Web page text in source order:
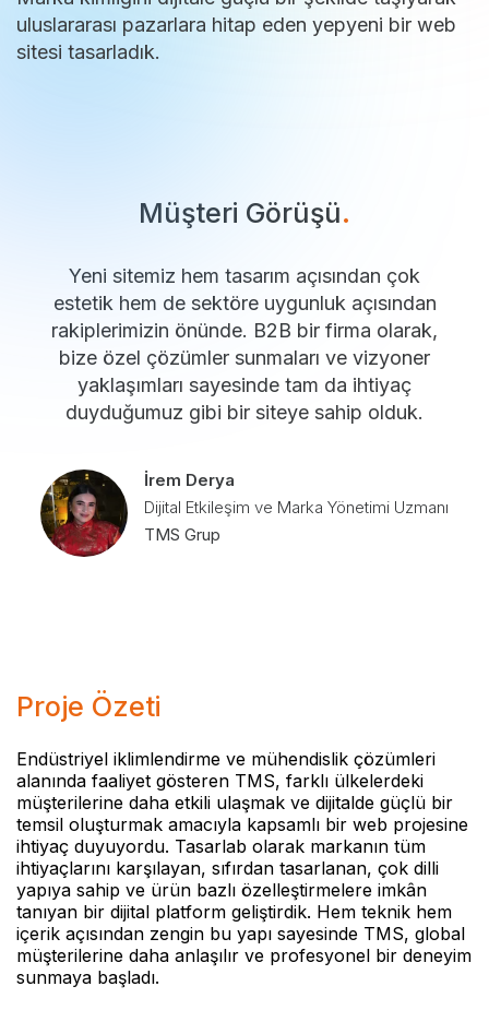
uluslararası pazarlara hitap eden yepyeni bir web
sitesi tasarladık.
Müşteri Görüşü.
Yeni sitemiz hem tasarım açısından çok
estetik hem de sektöre uygunluk açısından
rakiplerimizin önünde. B2B bir firma olarak,
bize özel çözümler sunmaları ve vizyoner
yaklaşımları sayesinde tam da ihtiyaç
duyduğumuz gibi bir siteye sahip olduk.
İrem Derya
Dijital Etkileşim ve Marka Yönetimi Uzmanı
TMS Grup
Proje Özeti
Endüstriyel iklimlendirme ve mühendislik çözümleri
alanında faaliyet gösteren TMS, farklı ülkelerdeki
müşterilerine daha etkili ulaşmak ve dijitalde güçlü bir
temsil oluşturmak amacıyla kapsamlı bir web projesine
ihtiyaç duyuyordu. Tasarlab olarak markanın tüm
ihtiyaçlarını karşılayan, sıfırdan tasarlanan, çok dilli
yapıya sahip ve ürün bazlı özelleştirmelere imkân
tanıyan bir dijital platform geliştirdik. Hem teknik hem
içerik açısından zengin bu yapı sayesinde TMS, global
müşterilerine daha anlaşılır ve profesyonel bir deneyim
sunmaya başladı.